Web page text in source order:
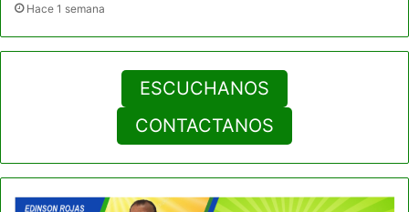
Hace 1 semana
ESCUCHANOS
CONTACTANOS